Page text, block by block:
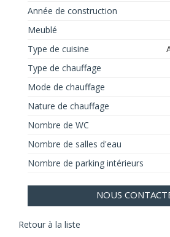
Année de construction
Meublé
Type de cuisine
Type de chauffage
Mode de chauffage
Nature de chauffage
Nombre de WC
Nombre de salles d'eau
Nombre de parking intérieurs
NOUS
Retour à la liste